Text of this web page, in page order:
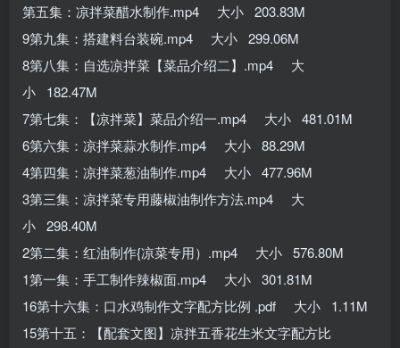
第五集：凉拌菜醋水制作.mp4 大小 203.83M
9第九集：搭建料台装碗.mp4 大小 299.06M
8第八集：自选凉拌菜【菜品介绍二】.mp4 大
小 182.47M
7第七集：【凉拌菜】菜品介绍一.mp4 大小 481.01M
6第六集：凉拌菜蒜水制作.mp4 大小 88.29M
4第四集：凉拌菜葱油制作.mp4 大小 477.96M
3第三集：凉拌菜专用藤椒油制作方法.mp4 大
小 298.40M
2第二集：红油制作{凉菜专用）.mp4 大小 576.80M
1第一集：手工制作辣椒面.mp4 大小 301.81M
16第十六集：口水鸡制作文字配方比例 .pdf 大小 1.11M
15第十五：【配套文图】凉拌五香花生米文字配方比